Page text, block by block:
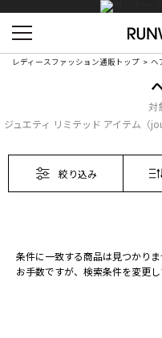
レディースファッション通販トップ ヘ
対
ジュエティ リミテッド アイテム（
絞り込み
条件に一致する商品は見つかりま
お手数ですが、検索条件を変更し